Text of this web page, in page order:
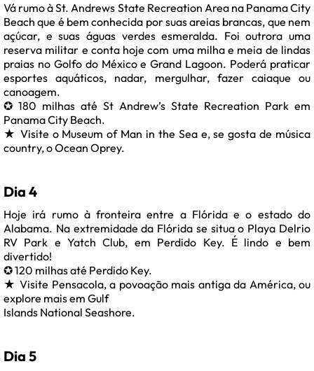
Vá rumo à St. Andrews State Recreation Area na Panama City
Beach que é bem conhecida por suas areias brancas, que nem
açúcar, e suas águas verdes esmeralda. Foi outrora uma
reserva militar e conta hoje com uma milha e meia de lindas
praias no Golfo do México e Grand Lagoon. Poderá praticar
esportes aquáticos, nadar, mergulhar, fazer caiaque ou
canoagem.
✪ 180 milhas até St Andrew’s State Recreation Park em
Panama City Beach.
★ Visite o Museum of Man in the Sea e, se gosta de música
country, o Ocean Oprey.
Dia 4
Hoje irá rumo à fronteira entre a Flórida e o estado do
Alabama. Na extremidade da Flórida se situa o Playa Delrio
RV Park e Yatch Club, em Perdido Key. É lindo e bem
divertido!
✪ 120 milhas até Perdido Key.
★ Visite Pensacola, a povoação mais antiga da América, ou
explore mais em Gulf
Islands National Seashore.
Dia 5